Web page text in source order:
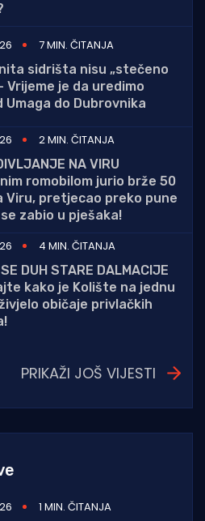
7 MIN. ČITANJA
sidrišta nisu „stečeno
Vrijeme je da uredimo
Umaga do Dubrovnika
2 MIN. ČITANJA
NA VIRU
romobilom jurio brže 50
Viru, pretjecao preko pune
zabio u pješaka!
4 MIN. ČITANJA
DUH STARE DALMACIJE
kako je Kolište na jednu
običaje privlačkih
PRIKAŽI JOŠ VIJESTI
1 MIN. ČITANJA